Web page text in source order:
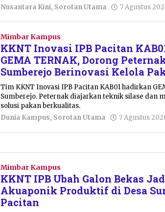
Nusantara Kini, Sorotan Utama 7 Agustus
Mimbar Kampus
KKNT Inovasi IPB Pacitan
GEMA TERNAK, Dorong
Sumberejo Berinovasi Kelola
Tim KKNT Inovasi IPB Pacitan KAB01 hadirkan
Sumberejo. Peternak diajarkan teknik silase dan
solusi pakan berkualitas.
Dunia Kampus, Sorotan Utama 7 Agustus
Mimbar Kampus
KKNT IPB Ubah Galon Bekas
Akuaponik Produktif di Desa
Pacitan